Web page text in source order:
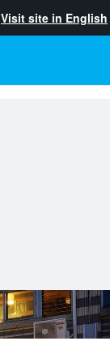
Visit site in English